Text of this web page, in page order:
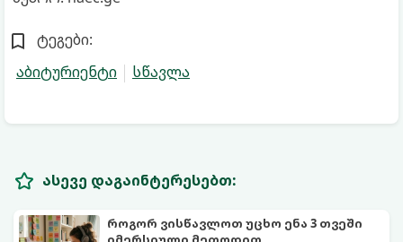
ტეგები:
აბიტურიენტი
სწავლა
ასევე დაგაინტერესებთ:
როგორ ვისწავლოთ უცხო ენა 3 თვეში